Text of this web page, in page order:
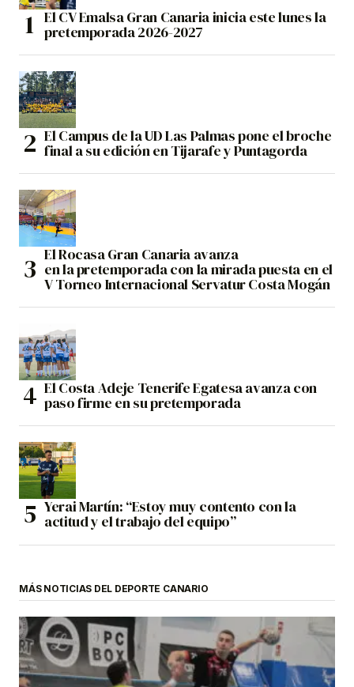
El CV Emalsa Gran Canaria inicia este lunes la
pretemporada 2026-2027
El Campus de la UD Las Palmas pone el broche
final a su edición en Tijarafe y Puntagorda
El Rocasa Gran Canaria avanza
en la pretemporada con la mirada puesta en el
V Torneo Internacional Servatur Costa Mogán
El Costa Adeje Tenerife Egatesa avanza con
paso firme en su pretemporada
Yerai Martín: “Estoy muy contento con la
actitud y el trabajo del equipo”
MÁS NOTICIAS DEL DEPORTE CANARIO